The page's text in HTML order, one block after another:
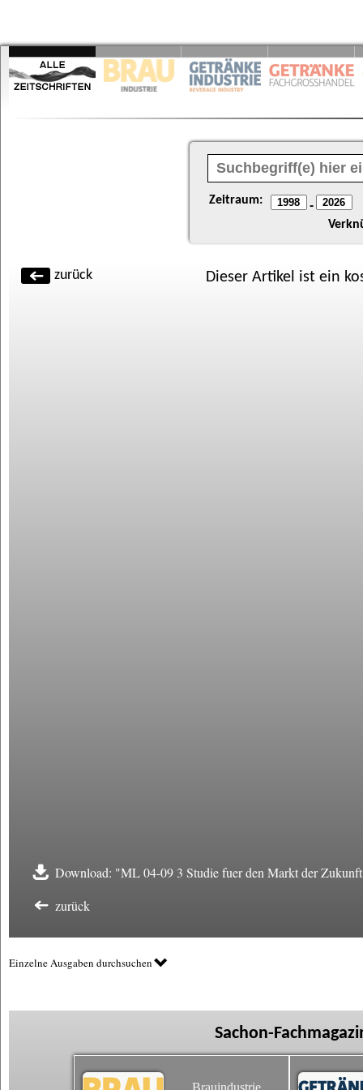
Zeitraum: -
zurück Dieser Artikel ist ein
Download: "ML 04-09 3 Studie fuer den Markt der
zurück
Einzelne Ausgaben durchsuchen
Sachon-
Brauindustrie